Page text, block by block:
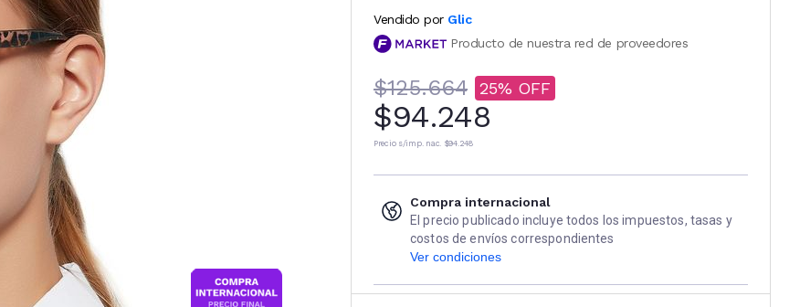
Vendido por Glic
Producto de nuestra red de proveedores
$125.664 25
$94.248
Precio s/imp. nac. $94.248
Compra internacional
El precio publicado incluye todos los impuestos, tasas y
costos de envíos correspondientes
Ver condiciones